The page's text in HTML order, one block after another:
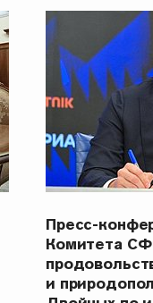
Пресс-
Комитета СФ
и